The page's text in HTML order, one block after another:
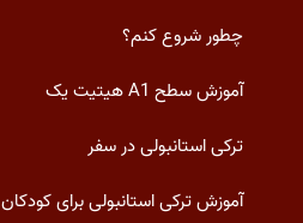
چطور شروع کنم؟
آموزش سطح A1 هیتیت یک
ترکی استانبولی در سفر
آموزش ترکی استانبولی برای کودکان